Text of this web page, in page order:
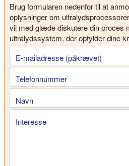
Brug formularen nedenfor til at
oplysninger om
vil med glæde diskutere din proces
ultralydssystem, der opfylder dine
E-mailadresse (påkrævet)
Telefonnummer
Navn
Interesse